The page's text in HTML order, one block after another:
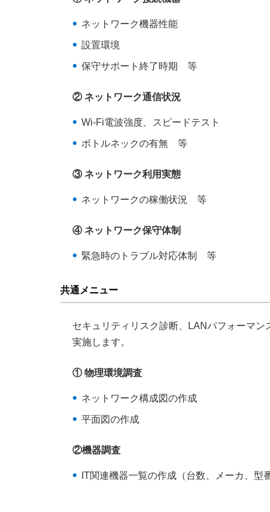
ネットワーク機器性能
設置環境
保守サポート終了時期 等
② ネットワーク通信状況
Wi-Fi電波強度、スピードテスト
ボトルネックの有無 等
③ ネットワーク利用実態
ネットワークの稼働状況 等
④ ネットワーク保守体制
緊急時のトラブル対応体制 等
共通メニュー
セキュリティリスク診断、LANパフォーマ
実施します。
① 物理環境調査
ネットワーク構成図の作成
平面図の作成
②機器調査
IT関連機器一覧の作成（台数、メーカ、